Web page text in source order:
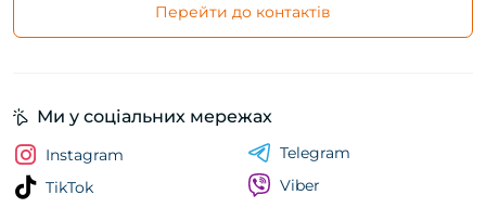
Перейти до контактів
Ми у соціальних мережах
Instagram
TikTok
Telegram
Viber